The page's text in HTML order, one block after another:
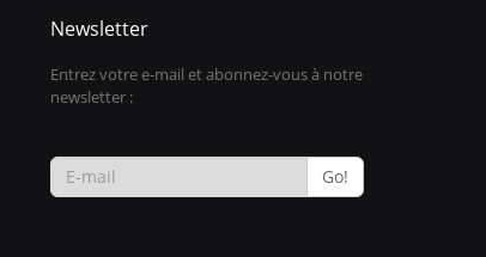
Newsletter
Entrez votre e-mail et abonnez-vous à notre
newsletter :
Go!